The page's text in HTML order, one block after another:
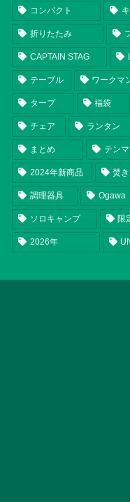
コンパクト
折りたたみ
CAPTAIN STAG
テーブル ワークマ
タープ 福袋
チェア ランタン
まとめ テン
2024年新商品 焚
調理器具 Ogawa
ソロキャンプ 限
2026年